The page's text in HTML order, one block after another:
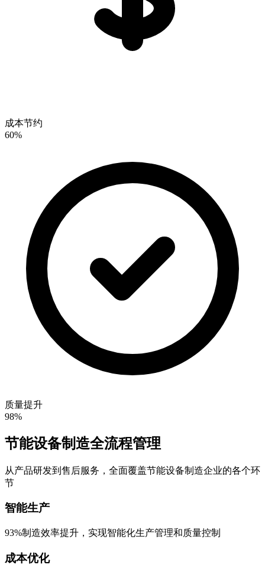
成本节约
60%
质量提升
98%
节能设备制造全流程管理
从产品研发到售后服务，全面覆盖节能设备制造企业的各个环
节
智能生产
93%制造效率提升，实现智能化生产管理和质量控制
成本优化